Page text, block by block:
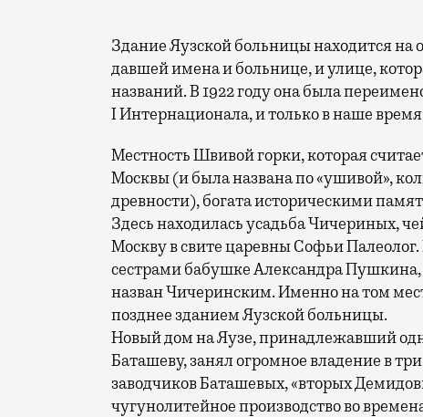
Здание Яузской больницы находится
давшей имена и больнице, и улице,
названий. В 1922 году она была
I Интернационала, и только в наше
Местность Швивой горки, которая
Москвы (и была названа по «ушивой»,
древности), богата историческими
Здесь находилась усадьба Чичериных,
Москву в свите царевны Софьи
сестрами бабушке Александра
назван Чичеринским. Именно на том
позднее зданием Яузской больницы.
Новый дом на Яузе, принадлежавший
Баташеву, занял огромное владение в три
заводчиков Баташевых, «вторых
чугунолитейное производство во